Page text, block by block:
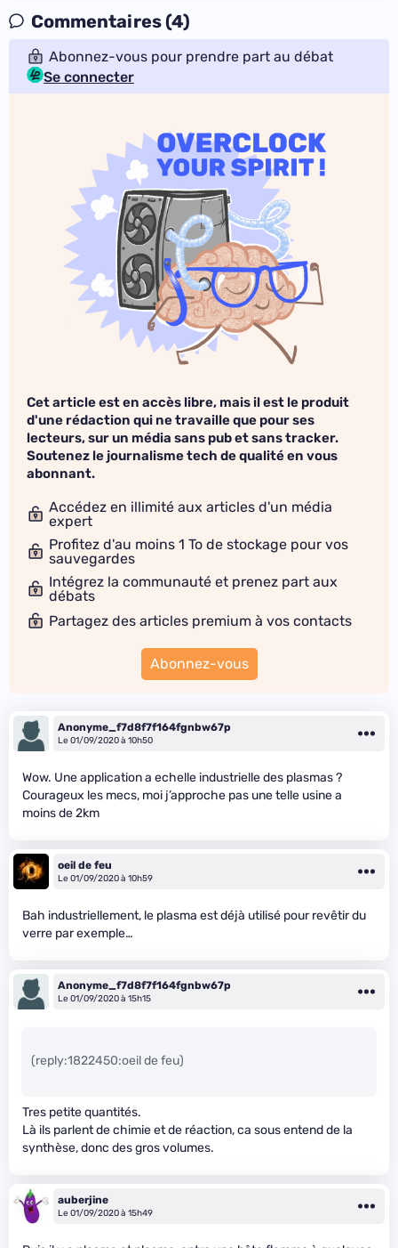
Commentaires (4)
Abonnez-vous pour prendre part au débat
Se connecter
Cet article est en accès libre, mais il est le produit
d'une rédaction qui ne travaille que pour ses
lecteurs, sur un média sans pub et sans tracker.
Soutenez le journalisme tech de qualité en vous
abonnant.
Accédez en illimité aux articles d'un média
expert
Profitez d'au moins 1 To de stockage pour vos
sauvegardes
Intégrez la communauté et prenez part aux
débats
Partagez des articles premium à vos contacts
Abonnez-vous
Anonyme_f7d8f7f164fgnbw67p
Le 01/09/2020 à 10h50
Wow. Une application a echelle industrielle des plasmas ?
Courageux les mecs, moi j’approche pas une telle usine a
moins de 2km
oeil de feu
Le 01/09/2020 à 10h59
Bah industriellement, le plasma est déjà utilisé pour revêtir du
verre par exemple…
Anonyme_f7d8f7f164fgnbw67p
Le 01/09/2020 à 15h15
(reply:1822450:oeil de feu)
Tres petite quantités.
Là ils parlent de chimie et de réaction, ca sous entend de la
synthèse, donc des gros volumes.
auberjine
Le 01/09/2020 à 15h49